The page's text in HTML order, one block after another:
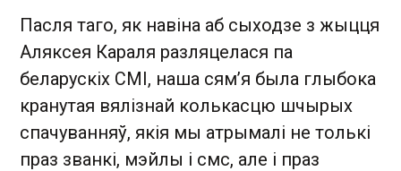
Пасля таго, як навіна аб сыходзе з жыцця
Аляксея Караля разляцелася па
беларускіх СМІ, наша сям’я была глыбока
кранутая вялізнай колькасцю шчырых
спачуванняў, якія мы атрымалі не толькі
праз званкі, мэйлы і смс, але і праз